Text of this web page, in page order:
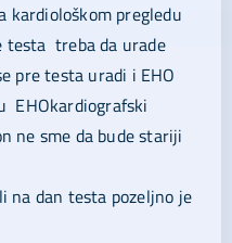
kardiološkom pregledu
testa treba da urade
pre testa uradi i EHO
EHOkardiografski
ne sme da bude stariji
na dan testa pozeljno je